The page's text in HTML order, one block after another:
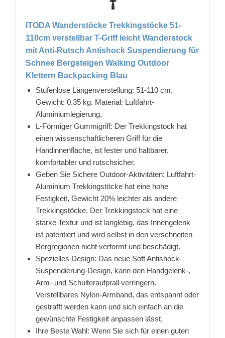
ITODA Wanderstöcke Trekkingstöcke 51-
110cm verstellbar T-Griff leicht Wanderstock
mit Anti-Rutsch Antishock Suspendierung für
Schnee Bergsteigen Walking Outdoor
Klettern Backpacking Blau
Stufenlose Längenverstellung: 51-110 cm.
Gewicht: 0.35 kg. Material: Luftfahrt-
Aluminiumlegierung.
L-Förmiger Gummigriff: Der Trekkingstock hat
einen wissenschaftlicheren Griff für die
Handinnenfläche, ist fester und haltbarer,
komfortabler und rutschsicher.
Geben Sie Sichere Outdoor-Aktivitäten: Luftfahrt-
Aluminium Trekkingstöcke hat eine hohe
Festigkeit, Gewicht 20% leichter als andere
Trekkingstöcke. Der Trekkingstock hat eine
starke Textur und ist langlebig, das Innengelenk
ist patentiert und wird selbst in den verschneiten
Bergregionen nicht verformt und beschädigt.
Spezielles Design: Das neue Soft Antishock-
Suspendierung-Design, kann den Handgelenk-,
Arm- und Schulteraufprall verringern.
Verstellbares Nylon-Armband, das entspannt oder
gestrafft werden kann und sich einfach an die
gewünschte Festigkeit anpassen lässt.
Ihre Beste Wahl: Wenn Sie sich für einen guten